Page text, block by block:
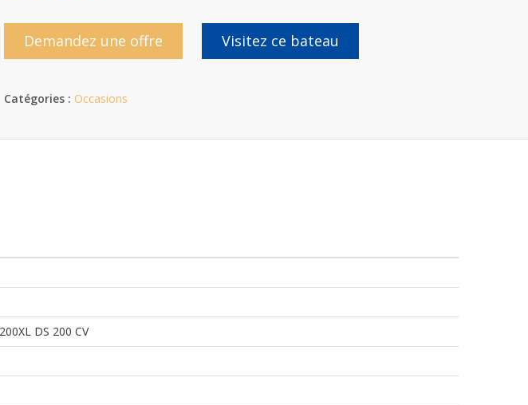
Demandez une offre Visitez ce bateau
Catégories : Occasions
DS 200 CV